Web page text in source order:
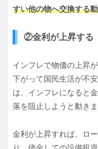
すい他の物へ交換する
②金利が上昇する
インフレで物価の上昇
下がって国民生活が不
は、インフレになると
落を阻止しようと動きま
金利が上昇すれば、ロ